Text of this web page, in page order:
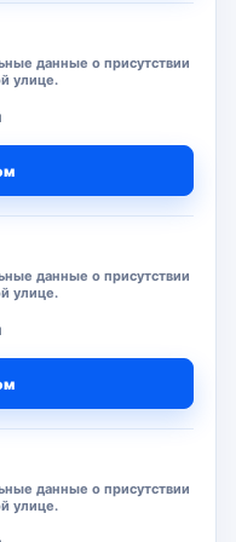
данные о присутствии
улице.
данные о присутствии
улице.
данные о присутствии
улице.